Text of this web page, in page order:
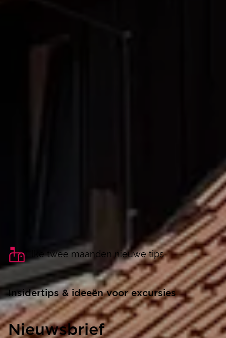
Elke twee maanden nieuwe tips
Insidertips & ideeën voor excursies
Nieuwsbrief